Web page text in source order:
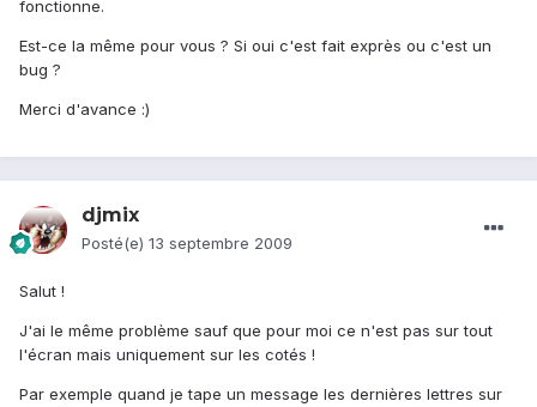
fonctionne.
Est-ce la même pour vous ? Si oui c'est fait exprès ou c'est un
bug ?
Merci d'avance :)
djmix
Posté(e) 13 septembre 2009
Salut !
J'ai le même problème sauf que pour moi ce n'est pas sur tout
l'écran mais uniquement sur les cotés !
Par exemple quand je tape un message les dernières lettres sur